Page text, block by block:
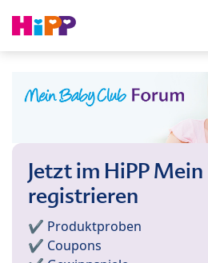
Jetzt im HiPP
registrieren
✔️ Produktproben
✔️ Coupons